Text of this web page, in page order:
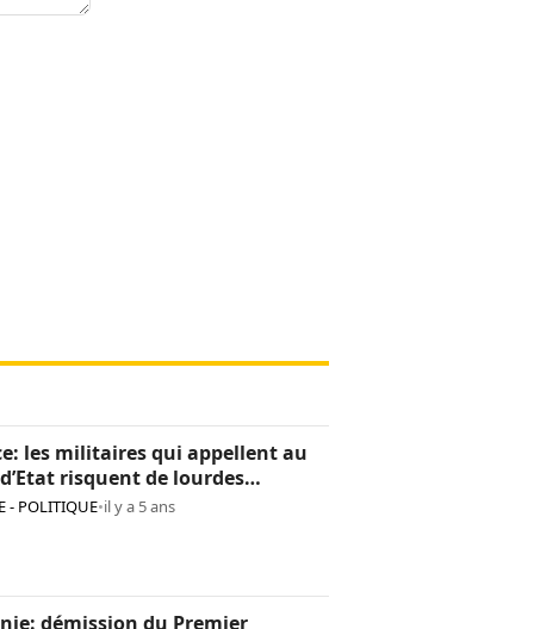
les militaires qui appellent au
risquent de lourdes
- POLITIQUE•il y a 5 ans
démission du Premier